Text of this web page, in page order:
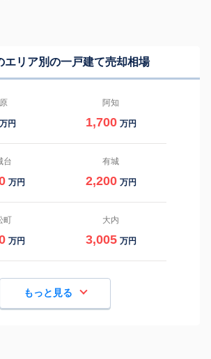
エリア別の一戸建て売却相場
万円
阿知
1,700 万円
台
万円
有城
2,200 万円
町
万円
大内
3,005 万円
もっと見る